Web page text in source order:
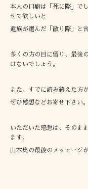
本人の口癖は「死に際」で
せて欲しいと
遺族が選んだ「散り際」と
多くの方の目に留り、最後
はないでしょう。
また、すでに読み終えた方
ぜひ感想などお寄せ下さい。
いただいた感想は、そのま
ます。
山本集の最後のメッセージ